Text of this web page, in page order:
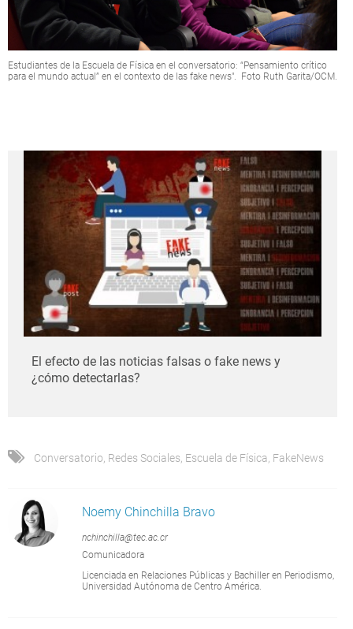
Estudiantes de la Escuela de Física en el conversatorio: “Pensamiento crítico
para el mundo actual” en el contexto de las fake news". Foto Ruth Garita/OCM.
El efecto de las noticias falsas o fake news y
¿cómo detectarlas?
Conversatorio Redes Sociales Escuela de Física FakeNews
Noemy Chinchilla Bravo
nchinchilla@tec.ac.cr
Comunicadora
Licenciada en Relaciones Públicas y Bachiller en Periodismo,
Universidad Autónoma de Centro América.